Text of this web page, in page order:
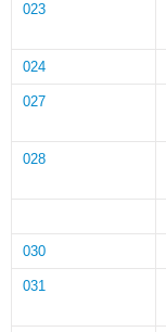
023
024
027
028
030
031